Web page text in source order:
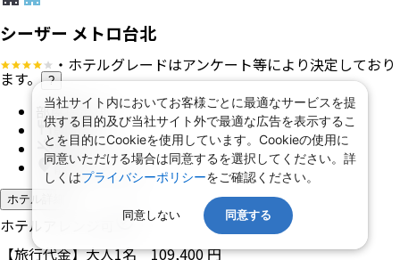
シーザー メトロ台北
・ホテルグレードはアンケート等により決定しており
ます。 ?
部屋指定なし
朝食 あり
禁煙
龍山寺に近接
ホテル詳細
ホテルアレンジ可
【旅行代金】大人1名109,400円
当社サイト内においてお客様ごとに最適なサービスを提
供する目的及び当社サイト外で最適な広告を表示するこ
とを目的にCookieを使用しています。Cookieの使用に
同意いただける場合は同意するを選択してください。詳
しくはプライバシーポリシーをご確認ください。
同意しない 同意する